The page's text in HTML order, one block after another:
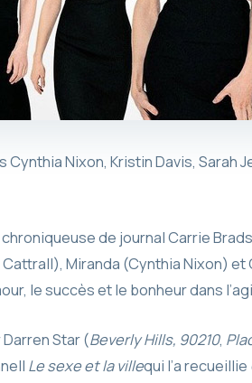
Nixon, Kristin Davis, Sarah
de journal Carrie
Miranda (Cynthia Nixon)
le succès et le bonheur dans
Star (Beverly Hills, 90210,
Le sexe et la villequi l’a recueillie